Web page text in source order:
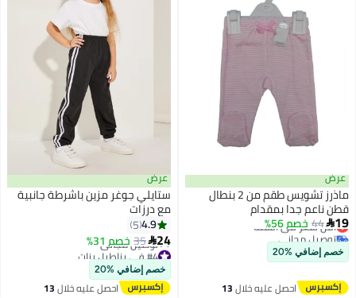
عرض
ماذرز تشويس طقم من 2 بنطال
قطن ناعم جدا بمقدام
19
44 خصم 56%
أقل سعر في السنة
توصيل مجاني
أقل سعر في السنة
خصم إضافي %20
احصل عليه خلال13
عرض
ستايلي جوغر مزين باشرطة جانبية
مع درزات
4.9
5
24
35 خصم 31% #4 في بناطيل بنات
أقل سعر في السنة
توصيل مجاني
#4 في بناطيل بنات
خصم إضافي %20
احصل عليه خلال13